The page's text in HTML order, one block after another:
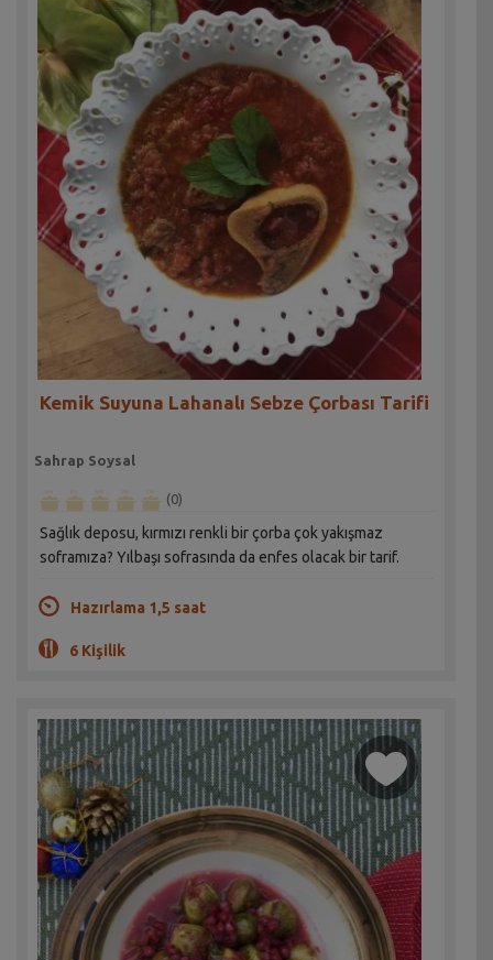
Kemik Suyuna Lahanalı Sebze Çorbası Tarifi
Sahrap Soysal
(0)
Sağlık deposu, kırmızı renkli bir çorba çok yakışmaz
soframıza? Yılbaşı sofrasında da enfes olacak bir tarif.
Hazırlama 1,5 saat
6 Kişilik